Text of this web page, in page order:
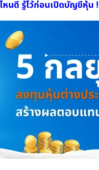
หนดี รู้ไว้ก่อนเปิดบัญชีหุ้น !